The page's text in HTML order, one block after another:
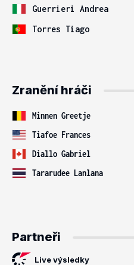
Guerrieri Andrea
Torres Tiago
Zranění hráči
Minnen Greetje
Tiafoe Frances
Diallo Gabriel
Tararudee Lanlana
Partneři
Live výsledky